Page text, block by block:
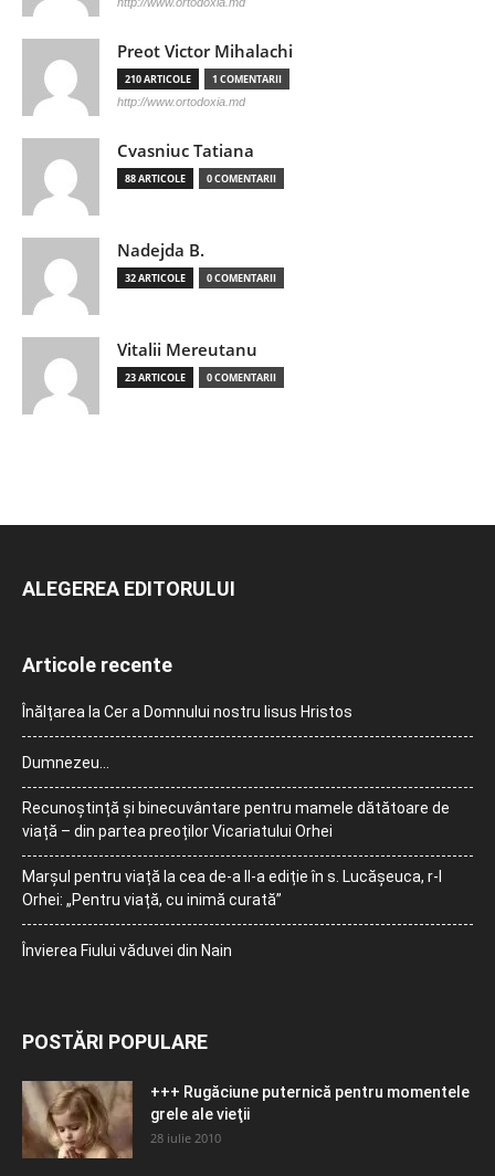
Preot Victor Mihalachi
210 ARTICOLE 1 COMENTARII
http://www.ortodoxia.md
Cvasniuc Tatiana
88 ARTICOLE 0 COMENTARII
Nadejda B.
32 ARTICOLE 0 COMENTARII
Vitalii Mereutanu
23 ARTICOLE 0 COMENTARII
ALEGEREA EDITORULUI
Articole recente
Înălțarea la Cer a Domnului nostru Iisus Hristos
Dumnezeu…
Recunoștință și binecuvântare pentru mamele dătătoare de
viață – din partea preoților Vicariatului Orhei
Marșul pentru viață la cea de-a II-a ediție în s. Lucășeuca, r-l
Orhei: „Pentru viață, cu inimă curată”
Învierea Fiului văduvei din Nain
POSTĂRI POPULARE
+++ Rugăciune puternică pentru momentele
grele ale vieţii
28 iulie 2010